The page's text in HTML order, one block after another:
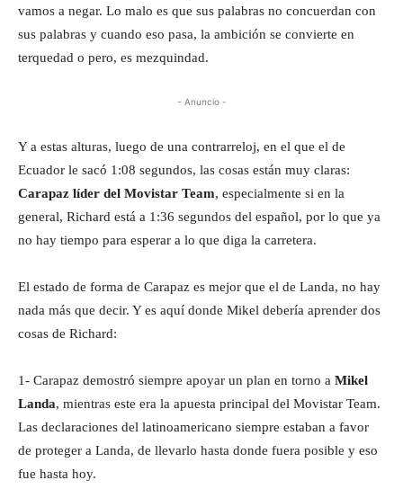
vamos a negar. Lo malo es que sus palabras no concuerdan con
sus palabras y cuando eso pasa, la ambición se convierte en
terquedad o pero, es mezquindad.
- Anuncio -
Y a estas alturas, luego de una contrarreloj, en el que el de
Ecuador le sacó 1:08 segundos, las cosas están muy claras:
Carapaz líder del Movistar Team, especialmente si en la
general, Richard está a 1:36 segundos del español, por lo que ya
no hay tiempo para esperar a lo que diga la carretera.
El estado de forma de Carapaz es mejor que el de Landa, no hay
nada más que decir. Y es aquí donde Mikel debería aprender dos
cosas de Richard:
1- Carapaz demostró siempre apoyar un plan en torno a Mikel
Landa, mientras este era la apuesta principal del Movistar Team.
Las declaraciones del latinoamericano siempre estaban a favor
de proteger a Landa, de llevarlo hasta donde fuera posible y eso
fue hasta hoy.